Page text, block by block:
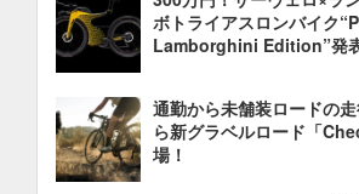
ボトライアスロンバイク
Lamborghini Edition”発
通勤から未舗装ロードの
ら新グラベルロード「
場！